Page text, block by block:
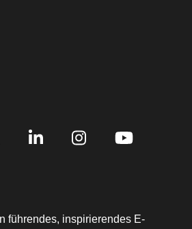
führendes, inspirierendes E-